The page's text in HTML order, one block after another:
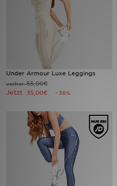
Under Armour Luxe Leggings
vorher55,00€
Jetzt 35,00€ - 36%
Bestsellers
Sport
Filialfinder
Mein JD
Hilfe & Kontakt